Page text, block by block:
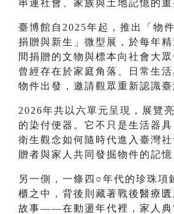
串連社會、家族與土地記憶的重
臺博館自2025年起，推出「物
捐贈與新生」微型展，於每年
間捐贈的文物與標本向社會大
曾經存在於家庭角落、日常生
物件出發，邀請觀眾重新認識臺
2026年共以六單元呈現，展覽
的染付便器。它不只是生活器
衛生觀念如何隨時代進入臺灣
贈者與家人共同發掘物件的記憶
另一側，一條四○年代的珍珠項
櫃之中，背後則藏著戰後醫療
故事——在動盪年代裡，家人典